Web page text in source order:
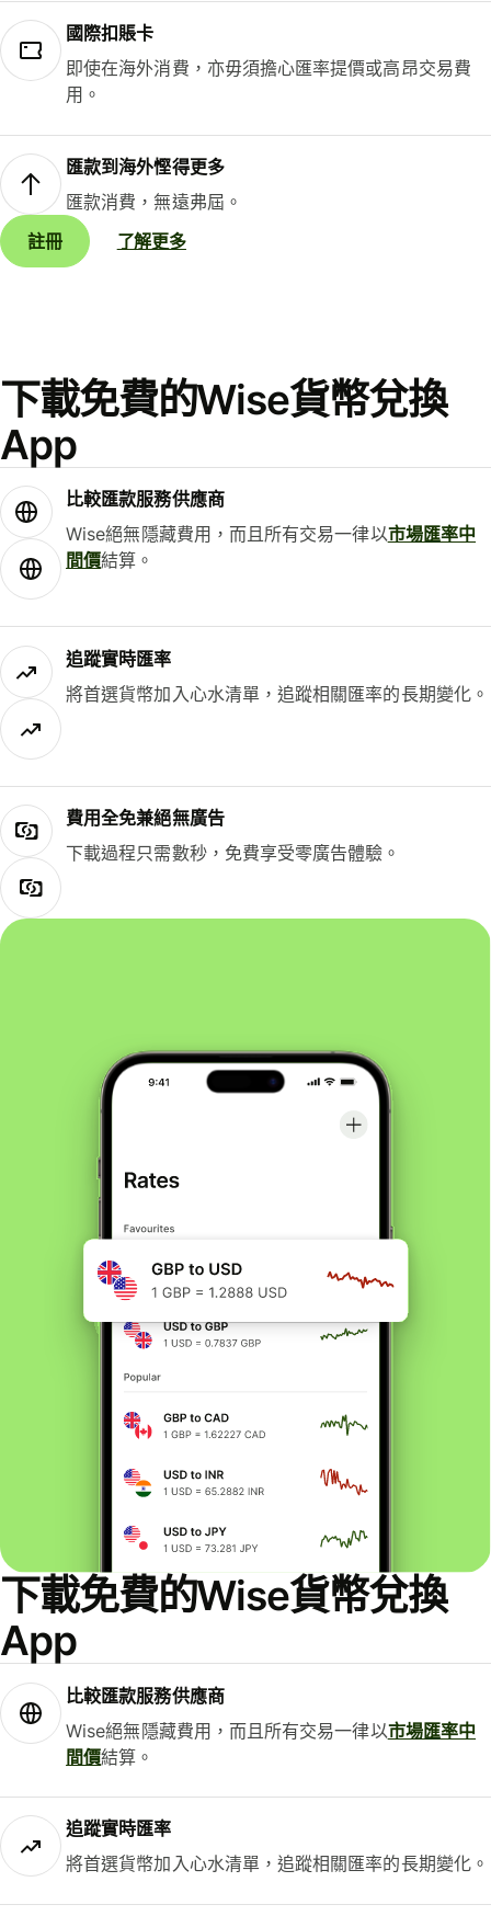
國際扣賬卡
即使在海外消費，亦毋須擔心匯率提價或高昂交易費
用。
匯款到海外慳得更多
匯款消費，無遠弗屆。
註冊
了解更多
下載免費的Wise貨幣兌換
App
比較匯款服務供應商
Wise絕無隱藏費用，而且所有交易一律以市場匯率中
間價結算。
追蹤實時匯率
將首選貨幣加入心水清單，追蹤相關匯率的長期變化。
費用全免兼絕無廣告
下載過程只需數秒，免費享受零廣告體驗。
下載免費的Wise貨幣兌換
App
比較匯款服務供應商
Wise絕無隱藏費用，而且所有交易一律以市場匯率中
間價結算。
追蹤實時匯率
將首選貨幣加入心水清單，追蹤相關匯率的長期變化。